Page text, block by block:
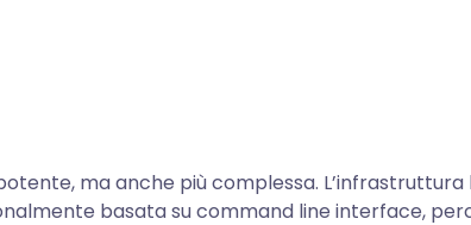
ma anche più complessa.
basata su command line interface,